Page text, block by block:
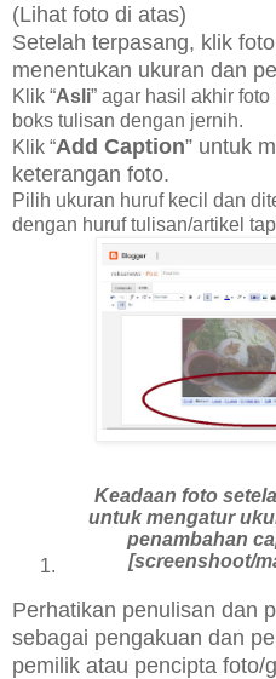
(Lihat foto di atas)
Setelah terpasang, klik
menentukan ukuran dan
Klik “Asli” agar hasil akhir
boks tulisan dengan jernih.
Klik “Add Caption” untuk
keterangan foto.
Pilih ukuran huruf kecil dan
dengan huruf tulisan/artikel
Keadaan foto
untuk mengatur
penambahan
[screenshoot/
Perhatikan penulisan dan
sebagai pengakuan dan
pemilik atau pencipta foto/